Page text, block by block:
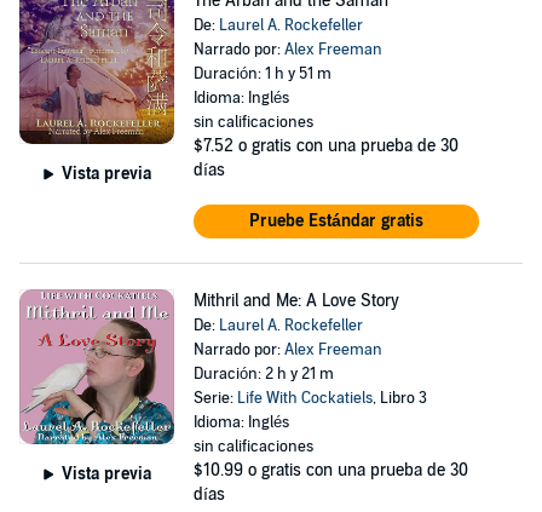
Vista previa
De: Laurel A. Rockefeller
Narrado por:Alex Freeman
Duración: 1 h y 51 m
Idioma: Inglés
sin calificaciones
$7.52 o gratis con una prueba de 30
días
Pruebe Estándar gratis
Vista previa
Mithril and Me: A Love Story
De: Laurel A. Rockefeller
Narrado por:Alex Freeman
Duración: 2 h y 21 m
Serie: Life With Cockatiels, Libro 3
Idioma: Inglés
sin calificaciones
$10.99 o gratis con una prueba de 30
días